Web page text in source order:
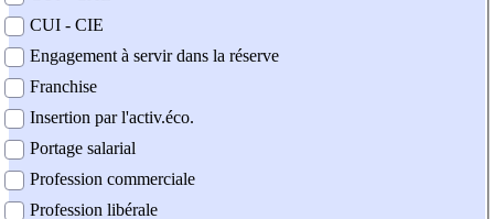
CUI - CIE
Engagement à servir dans la réserve
Franchise
Insertion par l'activ.éco.
Portage salarial
Profession commerciale
Profession libérale